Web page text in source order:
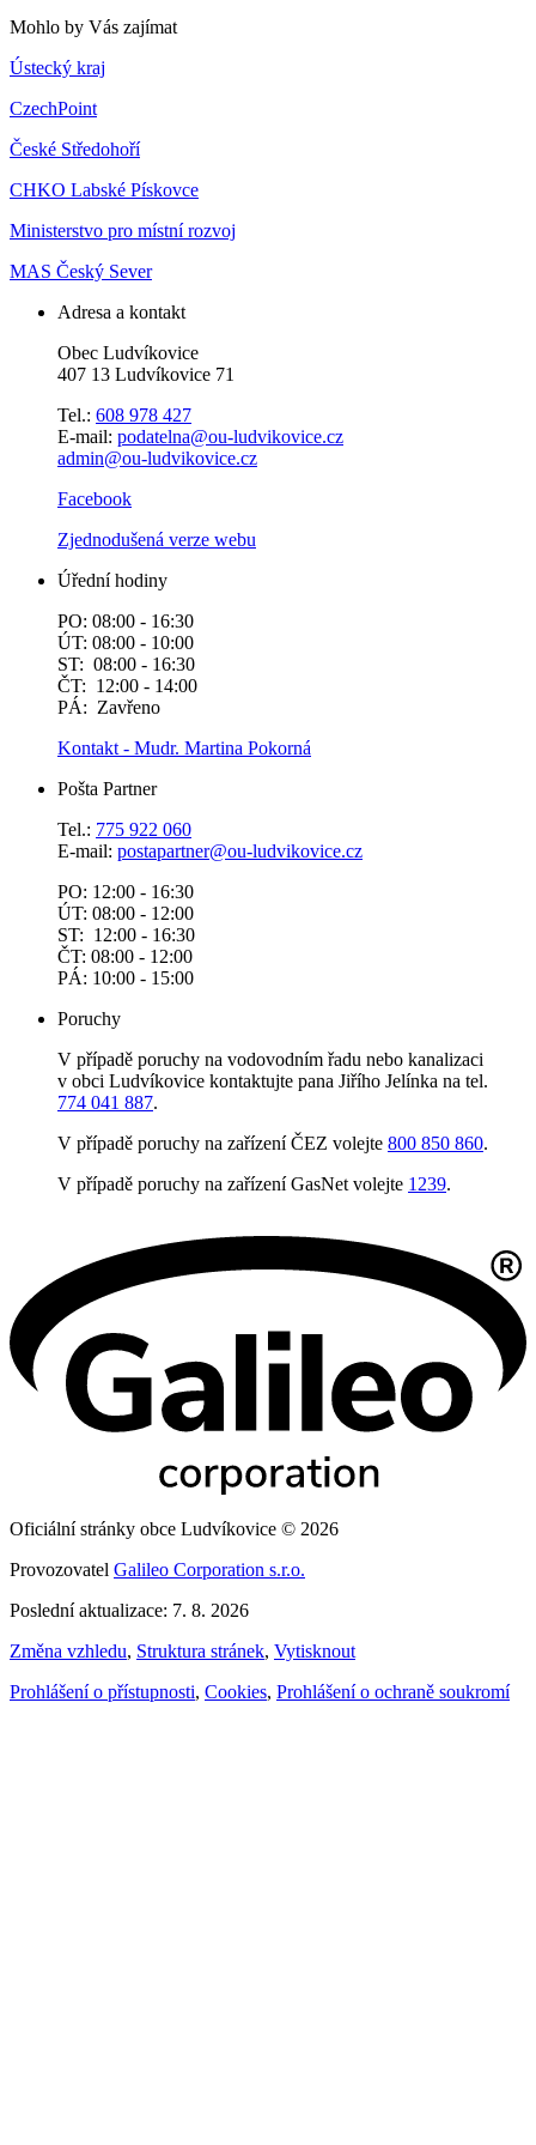
Mohlo by Vás zajímat
Ústecký kraj
CzechPoint
České Středohoří
CHKO Labské Pískovce
Ministerstvo pro místní rozvoj
MAS Český Sever
Adresa a kontakt
Obec Ludvíkovice
407 13 Ludvíkovice 71
Tel.: 608 978 427
E-mail: podatelna@ou-ludvikovice.cz
admin@ou-ludvikovice.cz
Facebook
Zjednodušená verze webu
Úřední hodiny
PO: 08:00 - 16:30
ÚT: 08:00 - 10:00
ST: 08:00 - 16:30
ČT: 12:00 - 14:00
PÁ: Zavřeno
Kontakt - Mudr. Martina Pokorná
Pošta Partner
Tel.: 775 922 060
E-mail: postapartner@ou-ludvikovice.cz
PO: 12:00 - 16:30
ÚT: 08:00 - 12:00
ST: 12:00 - 16:30
ČT: 08:00 - 12:00
PÁ: 10:00 - 15:00
Poruchy
V případě poruchy na vodovodním řadu nebo kanalizaci
v obci Ludvíkovice kontaktujte pana Jiřího Jelínka na tel.
774 041 887.
V případě poruchy na zařízení ČEZ volejte 800 850 860.
V případě poruchy na zařízení GasNet volejte 1239.
Oficiální stránky obce Ludvíkovice © 2026
Provozovatel Galileo Corporation s.r.o.
Poslední aktualizace: 7. 8. 2026
Změna vzhledu, Struktura stránek, Vytisknout
Prohlášení o přístupnosti, Cookies, Prohlášení o ochraně soukromí